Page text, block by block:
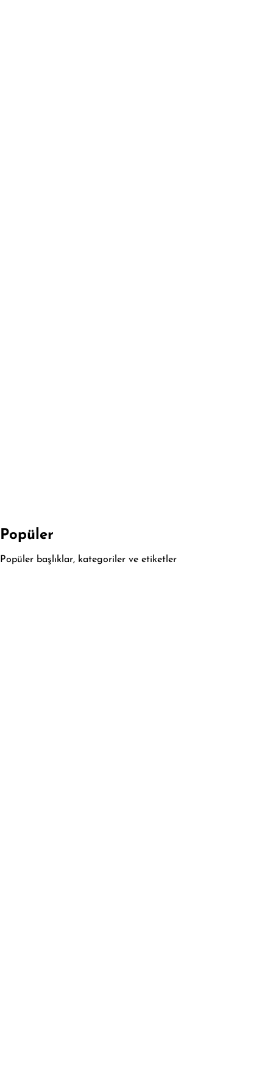
Popüler
Popüler başlıklar, kategoriler ve etiketler